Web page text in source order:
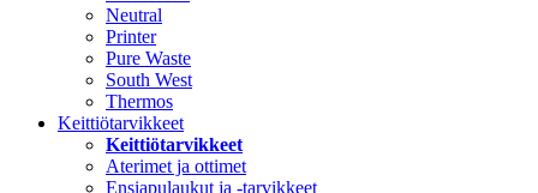
Neutral
Printer
Pure Waste
South West
Thermos
Keittiötarvikkeet
Keittiötarvikkeet
Aterimet ja ottimet
Ensiapulaukut ja -tarvikkeet